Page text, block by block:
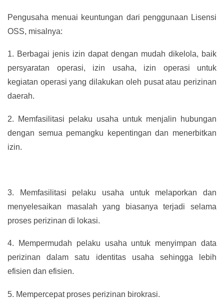
Pengusaha menuai keuntungan dari penggunaan Lisensi
OSS, misalnya:
1. Berbagai jenis izin dapat dengan mudah dikelola, baik
persyaratan operasi, izin usaha, izin operasi untuk
kegiatan operasi yang dilakukan oleh pusat atau perizinan
daerah.
2.
Memfasilitasi pelaku usaha untuk menjalin hubungan
dengan semua pemangku kepentingan dan menerbitkan
izin.
3.
Memfasilitasi pelaku usaha untuk melaporkan dan
menyelesaikan masalah yang biasanya terjadi selama
proses perizinan di lokasi.
4.
Mempermudah pelaku usaha untuk menyimpan data
perizinan dalam satu identitas usaha sehingga lebih
efisien dan efisien.
5. Mempercepat proses perizinan birokrasi.